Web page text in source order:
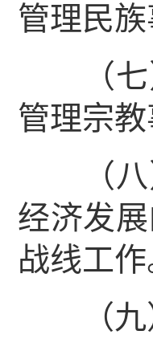
管理民族
（七）
管理宗教
（八）
经济发
战线工作
（九）